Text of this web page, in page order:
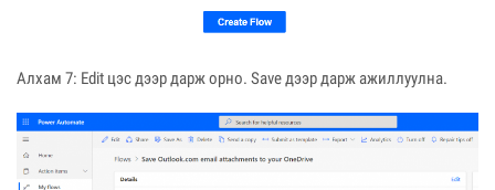
Алхам 7: Edit цэс дээр дарж орно. Save дээр дарж ажиллуулна.